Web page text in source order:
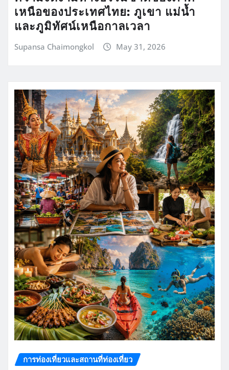
เหนือของประเทศไทย: ภูเขา แม่น้ำ
และภูมิทัศน์เหนือกาลเวลา
Supansa Chaimongkol May 31, 2026
การท่องเที่ยวและสถานที่ท่องเที่ยว